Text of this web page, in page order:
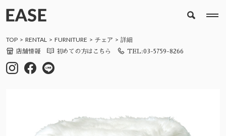
TOP RENTAL FURNITURE チェア 詳細
店舗情報 初めての方はこちら TEL:03-5759-8266